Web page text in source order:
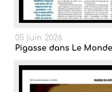
05 juin 2026
Pigasse dans Le